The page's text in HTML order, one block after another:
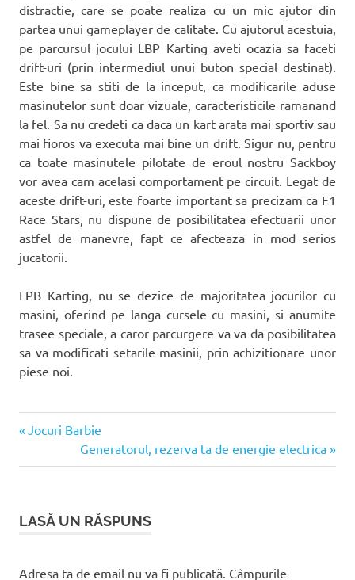
distractie, care se poate realiza cu un mic ajutor din
partea unui gameplayer de calitate. Cu ajutorul acestuia,
pe parcursul jocului LBP Karting aveti ocazia sa faceti
drift-uri (prin intermediul unui buton special destinat).
Este bine sa stiti de la inceput, ca modificarile aduse
masinutelor sunt doar vizuale, caracteristicile ramanand
la fel. Sa nu credeti ca daca un kart arata mai sportiv sau
mai fioros va executa mai bine un drift. Sigur nu, pentru
ca toate masinutele pilotate de eroul nostru Sackboy
vor avea cam acelasi comportament pe circuit. Legat de
aceste drift-uri, este foarte important sa precizam ca F1
Race Stars, nu dispune de posibilitatea efectuarii unor
astfel de manevre, fapt ce afecteaza in mod serios
jucatorii.
LPB Karting, nu se dezice de majoritatea jocurilor cu
masini, oferind pe langa cursele cu masini, si anumite
trasee speciale, a caror parcurgere va va da posibilitatea
sa va modificati setarile masinii, prin achizitionare unor
piese noi.
Navigare
în
Articolul
Jocuri Barbie
Articolul
următor:
Generatorul, rezerva ta de energie electrica
LASĂ UN RĂSPUNS
Adresa ta de email nu va fi publicată. Câmpurile